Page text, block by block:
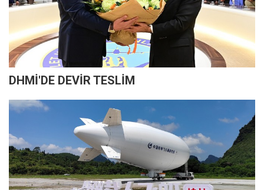
DHMİ'DE DEVİR TESLİM